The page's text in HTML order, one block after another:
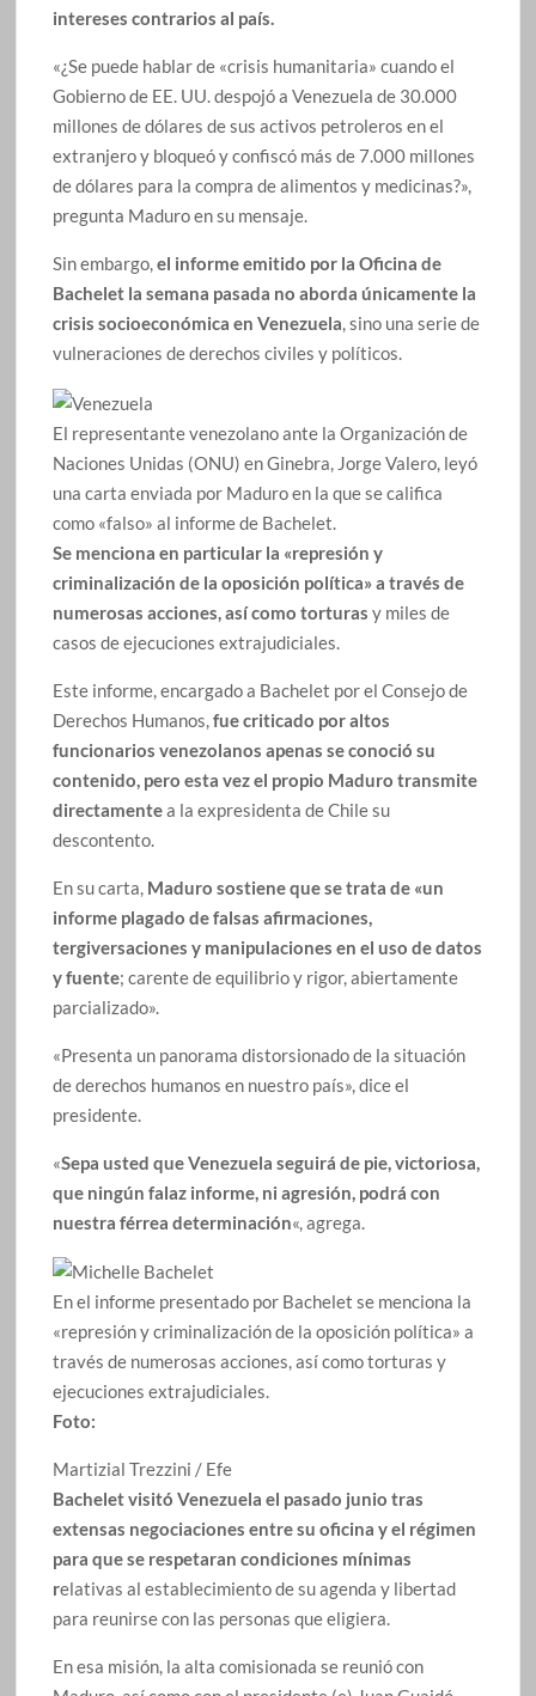
intereses contrarios al país.
«¿Se puede hablar de «crisis humanitaria» cuando el
Gobierno de EE. UU. despojó a Venezuela de 30.000
millones de dólares de sus activos petroleros en el
extranjero y bloqueó y confiscó más de 7.000 millones
de dólares para la compra de alimentos y medicinas?»,
pregunta Maduro en su mensaje.
Sin embargo,el informe emitido por la Oficina de
Bachelet la semana pasada no aborda únicamente la
crisis socioeconómica en Venezuela, sino una serie de
vulneraciones de derechos civiles y políticos.
El representante venezolano ante la Organización de
Naciones Unidas (ONU) en Ginebra, Jorge Valero, leyó
una carta enviada por Maduro en la que se califica
como «falso» al informe de Bachelet.
Se menciona en particular la «represión y
criminalización de la oposición política» a través de
numerosas acciones, así como torturas y miles de
casos de ejecuciones extrajudiciales.
Este informe, encargado a Bachelet por el Consejo de
Derechos Humanos,fue criticado por altos
funcionarios venezolanos apenas se conoció su
contenido, pero esta vez el propio Maduro transmite
directamentea la expresidenta de Chile su
descontento.
En su carta, Maduro sostiene que se trata de «un
informe plagado de falsas afirmaciones,
tergiversaciones y manipulaciones en el uso de datos
y fuente; carente de equilibrio y rigor, abiertamente
parcializado».
«Presenta un panorama distorsionado de la situación
de derechos humanos en nuestro país», dice el
presidente.
«Sepa usted que Venezuela seguirá de pie, victoriosa,
que ningún falaz informe, ni agresión, podrá con
nuestra férrea determinación«, agrega.
En el informe presentado por Bachelet se menciona la
«represión y criminalización de la oposición política» a
través de numerosas acciones, así como torturas y
ejecuciones extrajudiciales.
Foto:
Martizial Trezzini / Efe
Bachelet visitó Venezuela el pasado junio tras
extensas negociaciones entre su oficina y el régimen
para que se respetaran condiciones mínimas
relativas al establecimiento de su agenda y libertad
para reunirse con las personas que eligiera.
En esa misión, la alta comisionada se reunió con